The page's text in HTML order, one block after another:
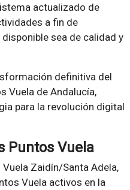
actualizado de
a fin de
sea de calidad y
definitiva del
Vuela de Andalucía,
para la revolución digital
Puntos Vuela
Zaidín/Santa Adela,
Vuela activos en la